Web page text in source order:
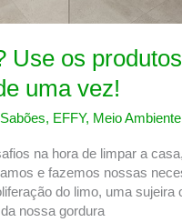
Use os
uma vez!
, EFFY, Meio Ambiente
na hora de limpar a
e fazemos nossas
do limo, uma
nossa gordura